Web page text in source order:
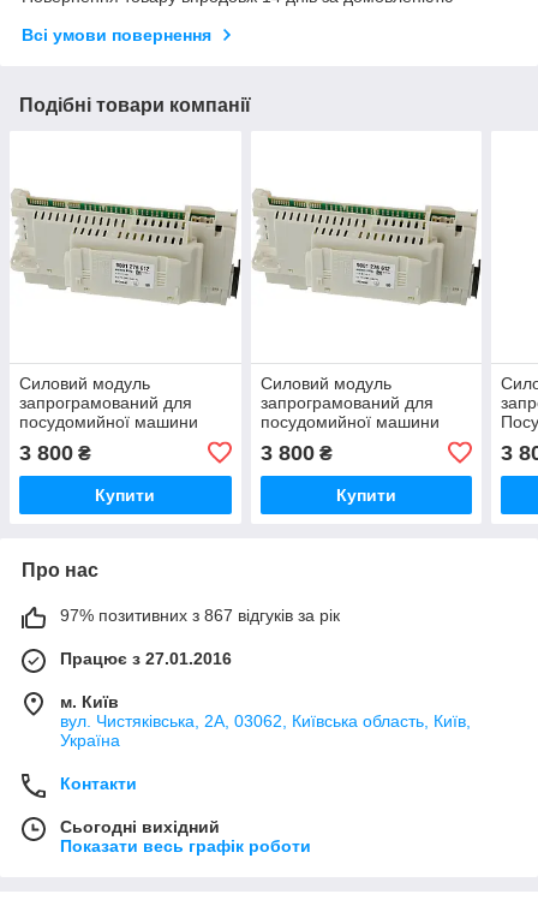
Всі умови повернення
Подібні товари компанії
Силовий модуль
запрограмований для
посудомийної машини
3 800 ₴
Купити
Силовий модуль
запрограмований для
посудомийної машини
3 800₴
Купити
3
Про нас
97% позитивних з 867 відгуків за рік
Працює з 27.01.2016
м. Київ
вул. Чистяківська, 2А, 03062, Київська область, Київ,
Україна
Контакти
Сьогодні вихідний
Показати весь графік роботи